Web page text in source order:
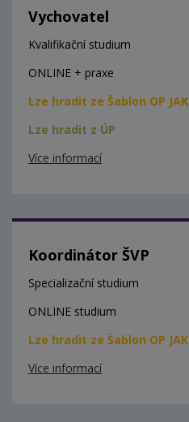
Vychovatel
Kvalifikační studium
ONLINE + praxe
Lze hradit ze Šablon OP JAK
Lze hradit z ÚP
Více informací
Koordinátor ŠVP
Specializační studium
ONLINE studium
Lze hradit ze Šablon OP JAK
Více informací